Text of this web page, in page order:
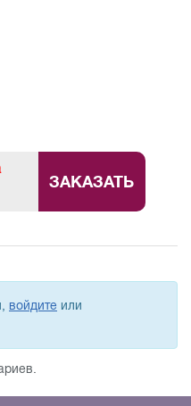
ЗАКАЗАТЬ
войдите или